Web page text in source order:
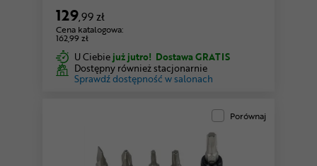
129,99 zł
Cena katalogowa:
162,99 zł
U Ciebie już jutro! Dostawa GRATIS
Dostępny również stacjonarnie
Sprawdź dostępność w salonach
Porównaj